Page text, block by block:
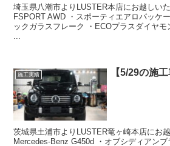
埼玉県八潮市よりLUSTER本店にお越しい
FSPORT AWD ・スポーティエアロパッケ
ックガラスフレーク ・ECOプラスダイヤ
施工実績 【5/29の施工
茨城県土浦市よりLUSTER竜ヶ崎本店にお
Mercedes-Benz G450d ・オブシディアン